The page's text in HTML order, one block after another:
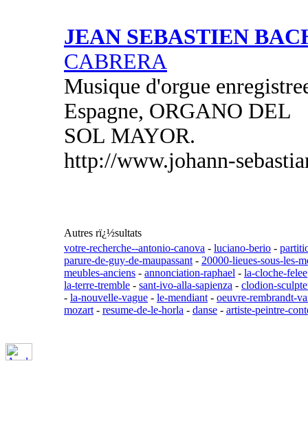
JEAN SEBASTIEN
CABRERA
Musique d'orgue
Espagne, ORGANO DEL
SOL MAYOR.
http://www.johann-
Autres rï¿½sultats
votre-recherche--antonio-canova - luciano-berio -
parure-de-guy-de-maupassant - 20000-lieues-sous-les-
meubles-anciens - annonciation-raphael - la-cloche-felee
la-terre-tremble - sant-ivo-alla-sapienza - clodion-
- la-nouvelle-vague - le-mendiant - oeuvre-rembrandt-
mozart - resume-de-le-horla - danse - artiste-peintre-